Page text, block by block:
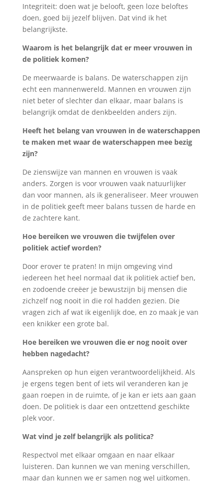
Integriteit: doen wat je belooft, geen loze beloftes
doen, goed bij jezelf blijven. Dat vind ik het
belangrijkste.
Waarom is het belangrijk dat er meer vrouwen in
de politiek komen?
De meerwaarde is balans. De waterschappen zijn
echt een mannenwereld. Mannen en vrouwen zijn
niet beter of slechter dan elkaar, maar balans is
belangrijk omdat de denkbeelden anders zijn.
Heeft het belang van vrouwen in de waterschappen
te maken met waar de waterschappen mee bezig
zijn?
De zienswijze van mannen en vrouwen is vaak
anders. Zorgen is voor vrouwen vaak natuurlijker
dan voor mannen, als ik generaliseer. Meer vrouwen
in de politiek geeft meer balans tussen de harde en
de zachtere kant.
Hoe bereiken we vrouwen die twijfelen over
politiek actief worden?
Door erover te praten! In mijn omgeving vind
iedereen het heel normaal dat ik politiek actief ben,
en zodoende creëer je bewustzijn bij mensen die
zichzelf nog nooit in die rol hadden gezien. Die
vragen zich af wat ik eigenlijk doe, en zo maak je van
een knikker een grote bal.
Hoe bereiken we vrouwen die er nog nooit over
hebben nagedacht?
Aanspreken op hun eigen verantwoordelijkheid. Als
je ergens tegen bent of iets wil veranderen kan je
gaan roepen in de ruimte, of je kan er iets aan gaan
doen. De politiek is daar een ontzettend geschikte
plek voor.
Wat vind je zelf belangrijk als politica?
Respectvol met elkaar omgaan en naar elkaar
luisteren. Dan kunnen we van mening verschillen,
maar dan kunnen we er samen nog wel uitkomen.